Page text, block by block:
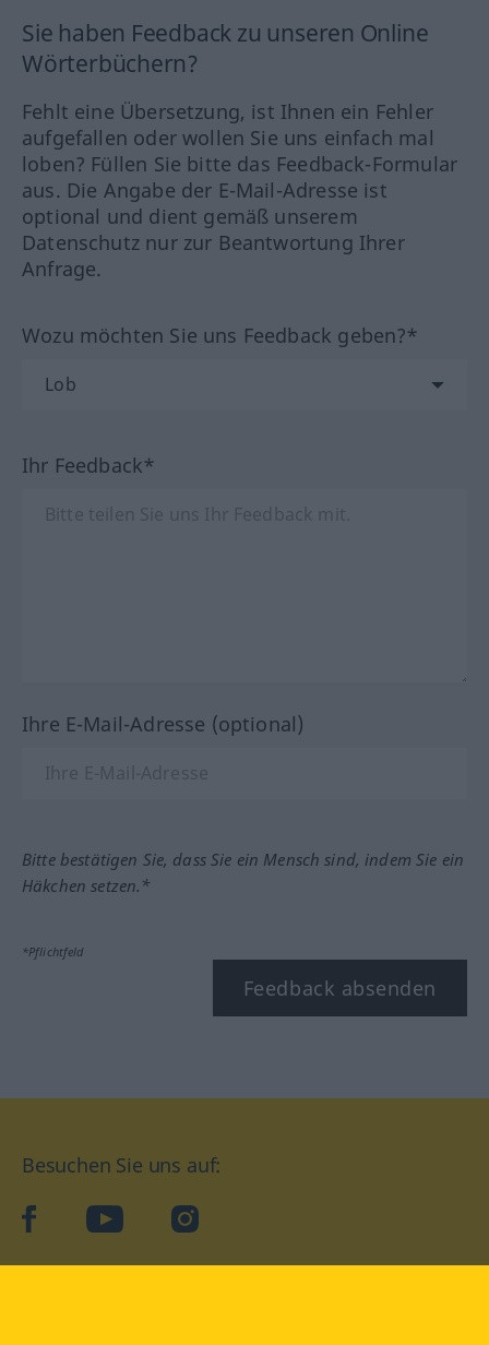
Sie haben Feedback zu unseren Online
Wörterbüchern?
Fehlt eine Übersetzung, ist Ihnen ein Fehler
aufgefallen oder wollen Sie uns einfach mal
loben? Füllen Sie bitte das Feedback-Formular
aus. Die Angabe der E-Mail-Adresse ist
optional und dient gemäß unserem
Datenschutz nur zur Beantwortung Ihrer
Anfrage.
Wozu möchten Sie uns Feedback geben?*
Ihr Feedback*
Ihre E-Mail-Adresse (optional)
Bitte bestätigen Sie, dass Sie ein Mensch sind, indem Sie ein
Häkchen setzen.*
*Pflichtfeld
Feedback absenden
Besuchen Sie uns auf:
facebookYouTube Instagram